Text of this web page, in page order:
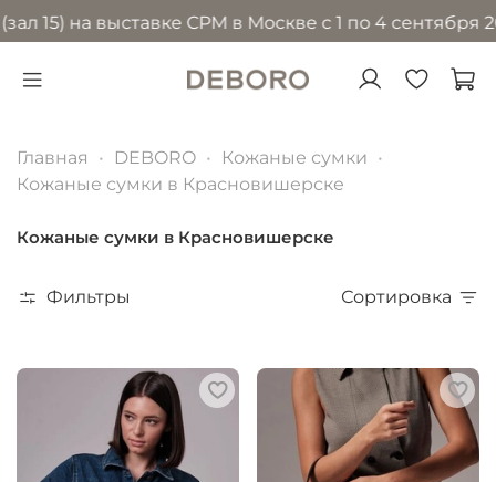
выставке CPM в Москве с 1 по 4 сентября 2026
Главная DEBORO
Кожаные сумки
Кожаные сумки в Красновишерске
Кожаные сумки в Красновишерске
Фильтры Сортировка